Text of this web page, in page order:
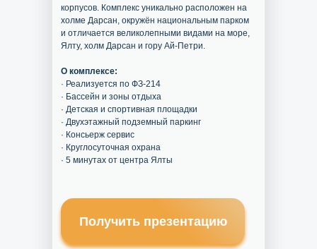
корпусов. Комплекс уникально расположен на
холме Дарсан, окружён национальным парком
и отличается великолепными видами на море,
Ялту, холм Дарсан и гору Ай-Петри.
О комплексе:
· Реализуется по ФЗ-214
· Бассейн и зоны отдыха
· Детская и спортивная площадки
· Двухэтажный подземный паркинг
· Консьерж сервис
· Круглосуточная охрана
· 5 минутах от центра Ялты
Получить презентацию